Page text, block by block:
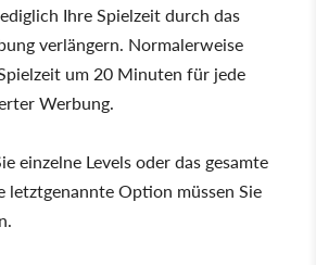
Ihre Spielzeit durch das
verlängern. Normalerweise
um 20 Minuten für jede
Werbung.
einzelne Levels oder das gesamte
letztgenannte Option müssen Sie